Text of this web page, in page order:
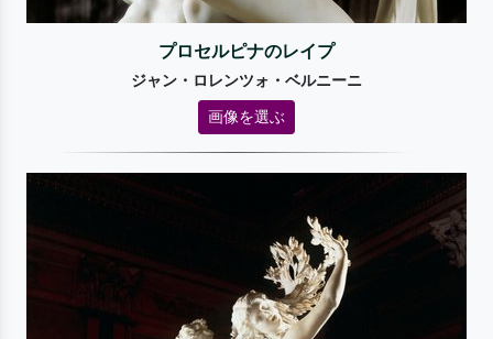
プロセルピナのレイプ
ジャン・ロレンツォ・ベルニーニ
画像を選ぶ